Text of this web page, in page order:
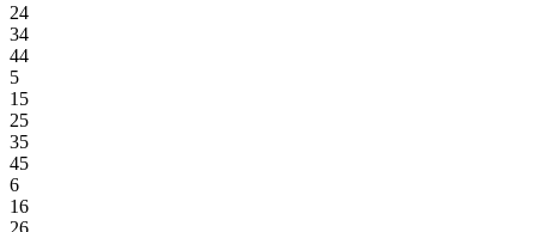
24
34
44
5
15
25
35
45
6
16
26